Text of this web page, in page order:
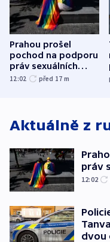
Prahou prošel
pochod na podporu
práv sexuálních
menšin
12:02 před 17 m
Aktuálně z
práv
12:02
dvou